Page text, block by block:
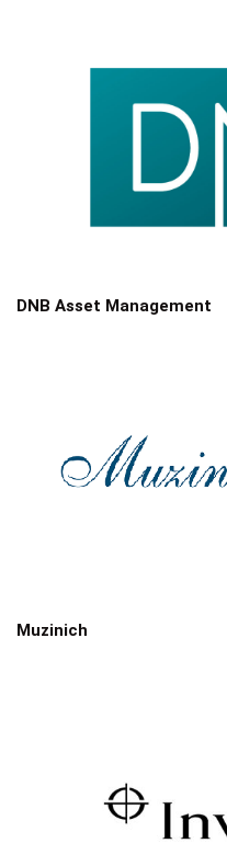
DNB Asset Management
Muzinich